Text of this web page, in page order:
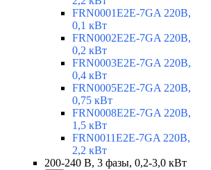
FRN0001E2E-7GA 220В,
0,1 кВт
FRN0002E2E-7GA 220В,
0,2 кВт
FRN0003E2E-7GA 220В,
0,4 кВт
FRN0005E2E-7GA 220В,
0,75 кВт
FRN0008E2E-7GA 220В,
1,5 кВт
FRN0011E2E-7GA 220В,
2,2 кВт
200-240 В, 3 фазы, 0,2-3,0 кВт